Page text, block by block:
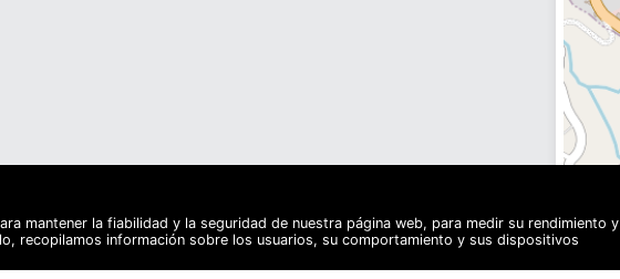
mantener la fiabilidad y la seguridad de nuestra página web, para medir su rendimiento y
recopilamos información sobre los usuarios, su comportamiento y sus dispositivos